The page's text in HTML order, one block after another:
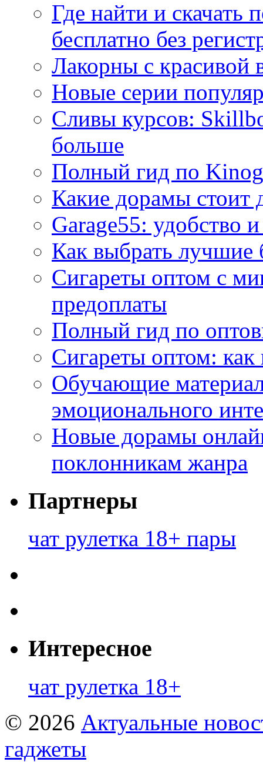
Где найти и
бесплатно без
Лакорны с красивой
Новые серии
Сливы курсов:
больше
Полный гид по
Какие дорамы стоит
Garage55: удобство
Как выбрать
Сигареты оптом с
предоплаты
Полный гид по
Сигареты оптом:
Обучающие
эмоционального
Новые дорамы
поклонникам жанра
Партнеры
чат рулетка 18+ пары
Интересное
чат рулетка 18+
© 2026 Актуальные
гаджеты